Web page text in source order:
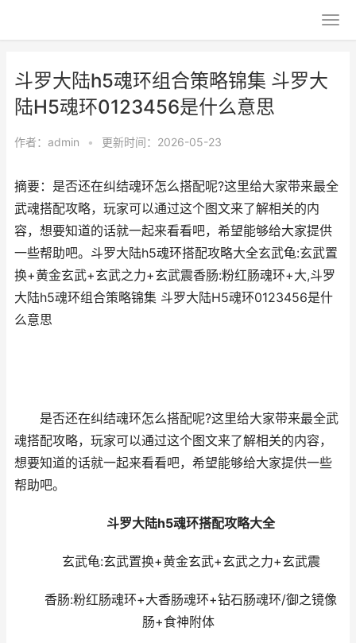
斗罗大陆h5魂环组合策略锦集 斗罗大
陆H5魂环0123456是什么意思
作者： admin • 更新时间：2026-05-23
摘要：是否还在纠结魂环怎么搭配呢?这里给大家带来最全
武魂搭配攻略，玩家可以通过这个图文来了解相关的内
容，想要知道的话就一起来看看吧，希望能够给大家提供
一些帮助吧。斗罗大陆h5魂环搭配攻略大全玄武龟:玄武置
换+黄金玄武+玄武之力+玄武震香肠:粉红肠魂环+大,斗罗
大陆h5魂环组合策略锦集 斗罗大陆H5魂环0123456是什
么意思
是否还在纠结魂环怎么搭配呢?这里给大家带来最全武
魂搭配攻略，玩家可以通过这个图文来了解相关的内容，
想要知道的话就一起来看看吧，希望能够给大家提供一些
帮助吧。
斗罗大陆h5魂环搭配攻略大全
玄武龟:玄武置换+黄金玄武+玄武之力+玄武震
香肠:粉红肠魂环+大香肠魂环+钻石肠魂环/御之镜像
肠+食神附体